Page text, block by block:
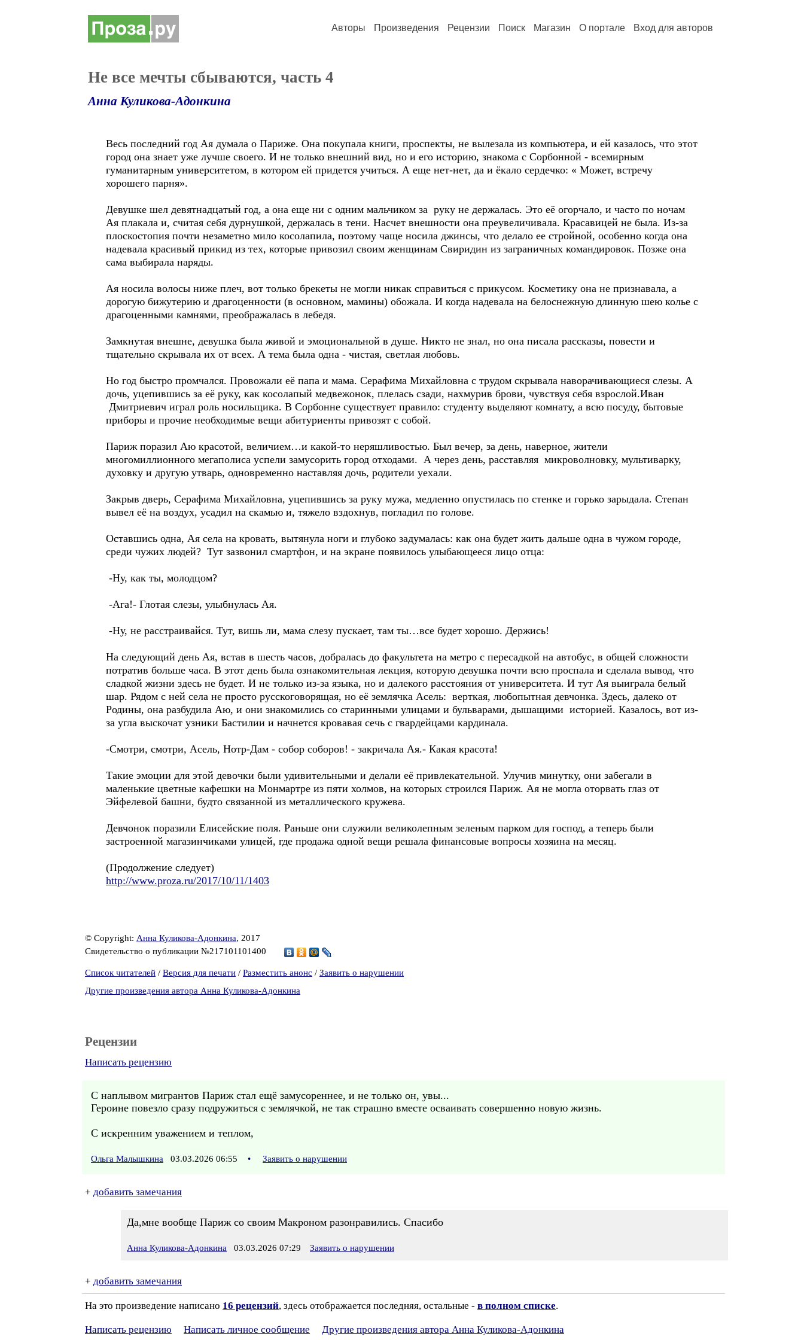
Авторы Произведения Рецензии Поиск Магазин О портале Вход для авторов
Не все мечты сбываются, часть 4
Анна Куликова-Адонкина
Весь последний год Ая думала о Париже. Она покупала книги, проспекты, не вылезала из компьютера, и ей казалось, что этот
город она знает уже лучше своего. И не только внешний вид, но и его историю, знакома с Сорбонной - всемирным
гуманитарным университетом, в котором ей придется учиться. А еще нет-нет, да и ёкало сердечко: « Может, встречу
хорошего парня».
Девушке шел девятнадцатый год, а она еще ни с одним мальчиком за руку не держалась. Это её огорчало, и часто по ночам
Ая плакала и, считая себя дурнушкой, держалась в тени. Насчет внешности она преувеличивала. Красавицей не была. Из-за
плоскостопия почти незаметно мило косолапила, поэтому чаще носила джинсы, что делало ее стройной, особенно когда она
надевала красивый прикид из тех, которые привозил своим женщинам Свиридин из заграничных командировок. Позже она
сама выбирала наряды.
Ая носила волосы ниже плеч, вот только брекеты не могли никак справиться с прикусом. Косметику она не признавала, а
дорогую бижутерию и драгоценности (в основном, мамины) обожала. И когда надевала на белоснежную длинную шею колье с
драгоценными камнями, преображалась в лебедя.
Замкнутая внешне, девушка была живой и эмоциональной в душе. Никто не знал, но она писала рассказы, повести и
тщательно скрывала их от всех. А тема была одна - чистая, светлая любовь.
Но год быстро промчался. Провожали её папа и мама. Серафима Михайловна с трудом скрывала наворачивающиеся слезы. А
дочь, уцепившись за её руку, как косолапый медвежонок, плелась сзади, нахмурив брови, чувствуя себя взрослой.Иван
Дмитриевич играл роль носильщика. В Сорбонне существует правило: студенту выделяют комнату, а всю посуду, бытовые
приборы и прочие необходимые вещи абитуриенты привозят с собой.
Париж поразил Аю красотой, величием…и какой-то неряшливостью. Был вечер, за день, наверное, жители
многомиллионного мегаполиса успели замусорить город отходами. А через день, расставляя микроволновку, мультиварку,
духовку и другую утварь, одновременно наставляя дочь, родители уехали.
Закрыв дверь, Серафима Михайловна, уцепившись за руку мужа, медленно опустилась по стенке и горько зарыдала. Степан
вывел её на воздух, усадил на скамью и, тяжело вздохнув, погладил по голове.
Оставшись одна, Ая села на кровать, вытянула ноги и глубоко задумалась: как она будет жить дальше одна в чужом городе,
среди чужих людей? Тут зазвонил смартфон, и на экране появилось улыбающееся лицо отца:
-Ну, как ты, молодцом?
-Ага!- Глотая слезы, улыбнулась Ая.
-Ну, не расстраивайся. Тут, вишь ли, мама слезу пускает, там ты…все будет хорошо. Держись!
На следующий день Ая, встав в шесть часов, добралась до факультета на метро с пересадкой на автобус, в общей сложности
потратив больше часа. В этот день была ознакомительная лекция, которую девушка почти всю проспала и сделала вывод, что
сладкой жизни здесь не будет. И не только из-за языка, но и далекого расстояния от университета. И тут Ая выиграла белый
шар. Рядом с ней села не просто русскоговорящая, но её землячка Асель: верткая, любопытная девчонка. Здесь, далеко от
Родины, она разбудила Аю, и они знакомились со старинными улицами и бульварами, дышащими историей. Казалось, вот из-
за угла выскочат узники Бастилии и начнется кровавая сечь с гвардейцами кардинала.
-Смотри, смотри, Асель, Нотр-Дам - собор соборов! - закричала Ая.- Какая красота!
Такие эмоции для этой девочки были удивительными и делали её привлекательной. Улучив минутку, они забегали в
маленькие цветные кафешки на Монмартре из пяти холмов, на которых строился Париж. Ая не могла оторвать глаз от
Эйфелевой башни, будто связанной из металлического кружева.
Девчонок поразили Елисейские поля. Раньше они служили великолепным зеленым парком для господ, а теперь были
застроенной магазинчиками улицей, где продажа одной вещи решала финансовые вопросы хозяина на месяц.
(Продолжение следует)
http://www.proza.ru/2017/10/11/1403
© Copyright: Анна Куликова-Адонкина, 2017
Свидетельство о публикации №217101101400
Список читателей / Версия для печати / Разместить анонс / Заявить о нарушении
Другие произведения автора Анна Куликова-Адонкина
Рецензии
Написать рецензию
С наплывом мигрантов Париж стал ещё замусореннее, и не только он, увы...
Героине повезло сразу подружиться с землячкой, не так страшно вместе осваивать совершенно новую жизнь.
С искренним уважением и теплом,
Ольга Малышкина 03.03.2026 06:55 • Заявить о нарушении
+ добавить замечания
Да,мне вообще Париж со своим Макроном разонравились. Спасибо
Анна Куликова-Адонкина 03.03.2026 07:29 Заявить о нарушении
+ добавить замечания
На это произведение написано 16 рецензий, здесь отображается последняя, остальные - в полном списке.
Написать рецензию Написать личное сообщение Другие произведения автора Анна Куликова-Адонкина